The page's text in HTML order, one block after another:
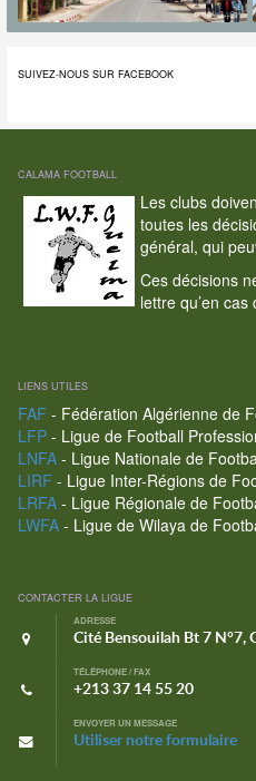
SUIVEZ-NOUS SUR FACEBOOK
CALAMA FOOTBALL
Les clubs
toutes les
général, qui
Ces décisions
lettre qu’en
LIENS UTILES
FAF - Fédération Algérienne de
LFP- Ligue de Football
LNFA- Ligue Nationale de
LIRF - Ligue Inter-Régions de
LRFA- Ligue Régionale de
LWFA- Ligue de Wilaya de
CONTACTER LA LIGUE
ADRESSE
Cité Bensouilah Bt 7 N°7,
TÉLÉPHONE / FAX
+213 37 14 55 20
ENVOYER UN MESSAGE
Utiliser notre formulaire